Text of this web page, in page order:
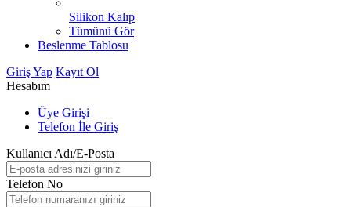
Silikon Kalıp
Tümünü Gör
Beslenme Tablosu
Giriş Yap Kayıt Ol
Hesabım
Üye Girişi
Telefon İle Giriş
Kullanıcı Adı/E-Posta
Telefon No